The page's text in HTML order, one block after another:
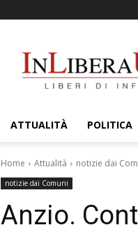
ATTUALITÀ POLITICA
Home Attualità notizie dai
notizie dai Comuni
Anzio.